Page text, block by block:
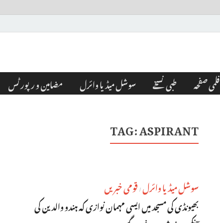
فلمی صفحہ طبی نسخے سوشل میڈیا وائرل مضامین و رپورٹس
TAG:ASPIRANT
سوشل میڈیا وائرل / قومی خبریں
بھیونڈی کی مسجد میں ایسی مہمان نوازی کہ ہندو والدین کی